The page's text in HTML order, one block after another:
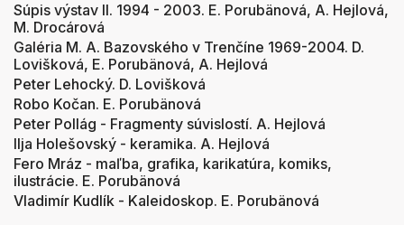
Súpis výstav II. 1994 - 2003. E. Porubänová, A. Hejlová,
M. Drocárová
Galéria M. A. Bazovského v Trenčíne 1969-2004. D.
Lovišková, E. Porubänová, A. Hejlová
Peter Lehocký. D. Lovišková
Robo Kočan. E. Porubänová
Peter Pollág - Fragmenty súvislostí. A. Hejlová
Ilja Holešovský - keramika. A. Hejlová
Fero Mráz - maľba, grafika, karikatúra, komiks,
ilustrácie. E. Porubänová
Vladimír Kudlík - Kaleidoskop. E. Porubänová